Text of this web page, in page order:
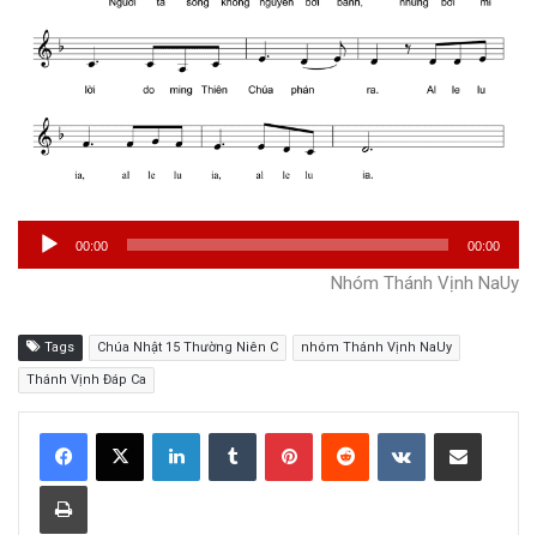
Trình
00:00 00:00
Nhóm Thánh Vịnh NaUy
Tags Chúa Nhật 15 Thường Niên C nhóm Thánh Vịnh NaUy
Thánh Vịnh Đáp Ca